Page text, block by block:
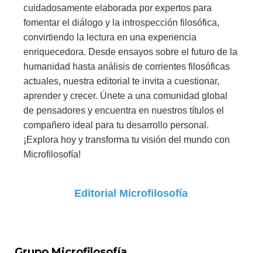
cuidadosamente elaborada por expertos para
fomentar el diálogo y la introspección filosófica,
convirtiendo la lectura en una experiencia
enriquecedora. Desde ensayos sobre el futuro de la
humanidad hasta análisis de corrientes filosóficas
actuales, nuestra editorial te invita a cuestionar,
aprender y crecer. Únete a una comunidad global
de pensadores y encuentra en nuestros títulos el
compañero ideal para tu desarrollo personal.
¡Explora hoy y transforma tu visión del mundo con
Microfilosofía!
Editorial Microfilosofía